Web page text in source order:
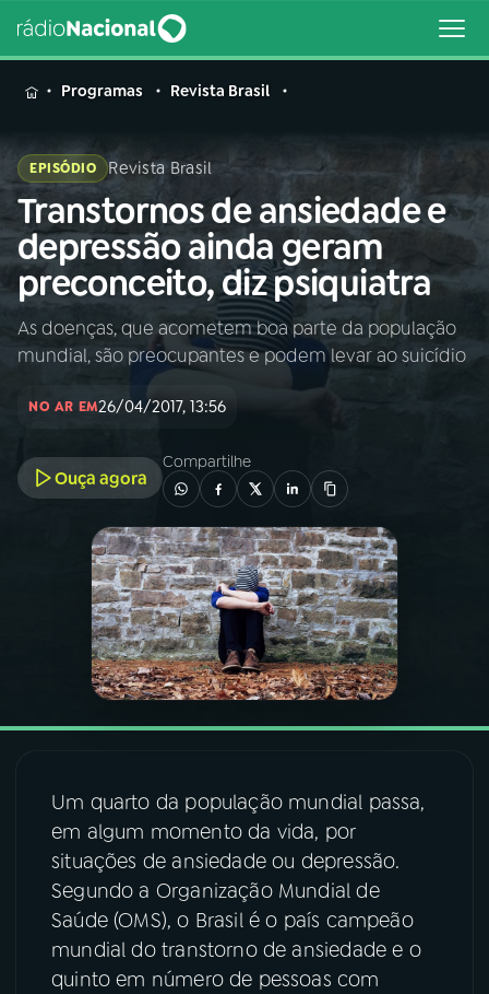
MENU
Buscar
na
Rádio
Nacional
Buscar
AO VIVO
INÍCIO
A RÁDIO
PROGRAMAÇÃO
PROGRAMAS
PODCASTS
07 ÚLTIMAS
08 FESTIVAL DE MÚSICA
ACOMPANHE A RÁDIO NACIONAL
Programas Revista Brasil
EPISÓDIO Revista Brasil
Transtornos de ansiedade e
depressão ainda geram
preconceito, diz psiquiatra
As doenças, que acometem boa parte da população
mundial, são preocupantes e podem levar ao suicídio
NO AR EM26/04/2017, 13:56
Ouça agora
Compartilhe
Um quarto da população mundial passa,
em algum momento da vida, por
situações de ansiedade ou depressão.
Segundo a Organização Mundial de
Saúde (OMS), o Brasil é o país campeão
mundial do transtorno de ansiedade e o
quinto em número de pessoas com